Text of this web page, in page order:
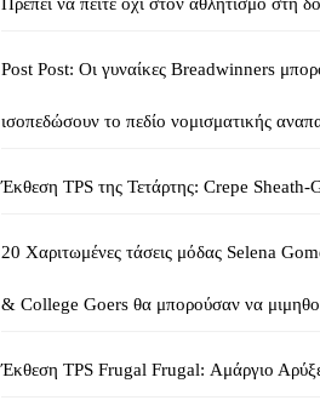
Post Post: Οι γυναίκες Breadwinners
ισοπεδώσουν το πεδίο νομισματικής
Έκθεση TPS της Τετάρτης: Crepe Sheath-
20 Χαριτωμένες τάσεις μόδας Selena
& College Goers θα μπορούσαν να
Έκθεση TPS Frugal Frugal: Αμάργιο